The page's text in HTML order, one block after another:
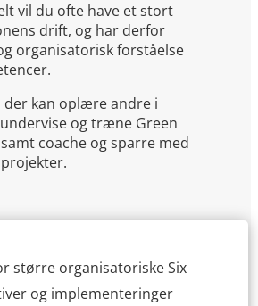
vil du ofte have et stort
drift, og har derfor
organisatorisk forståelse
der kan oplære andre i
og træne Green
coache og sparre med
større organisatoriske Six
og implementeringer